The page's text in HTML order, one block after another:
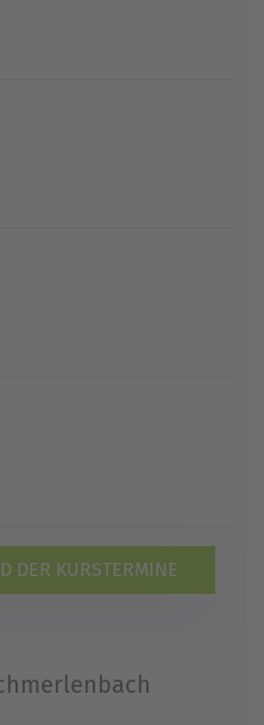
DER KURSTERMINE